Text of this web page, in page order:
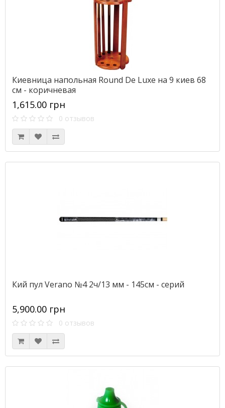
Киевница напольная Round De Luxe на 9 киев 68
см - коричневая
1,615.00 грн
0 отзывов
Кий пул Verano №4 2ч/13 мм - 145см - серий
5,900.00 грн
0 отзывов